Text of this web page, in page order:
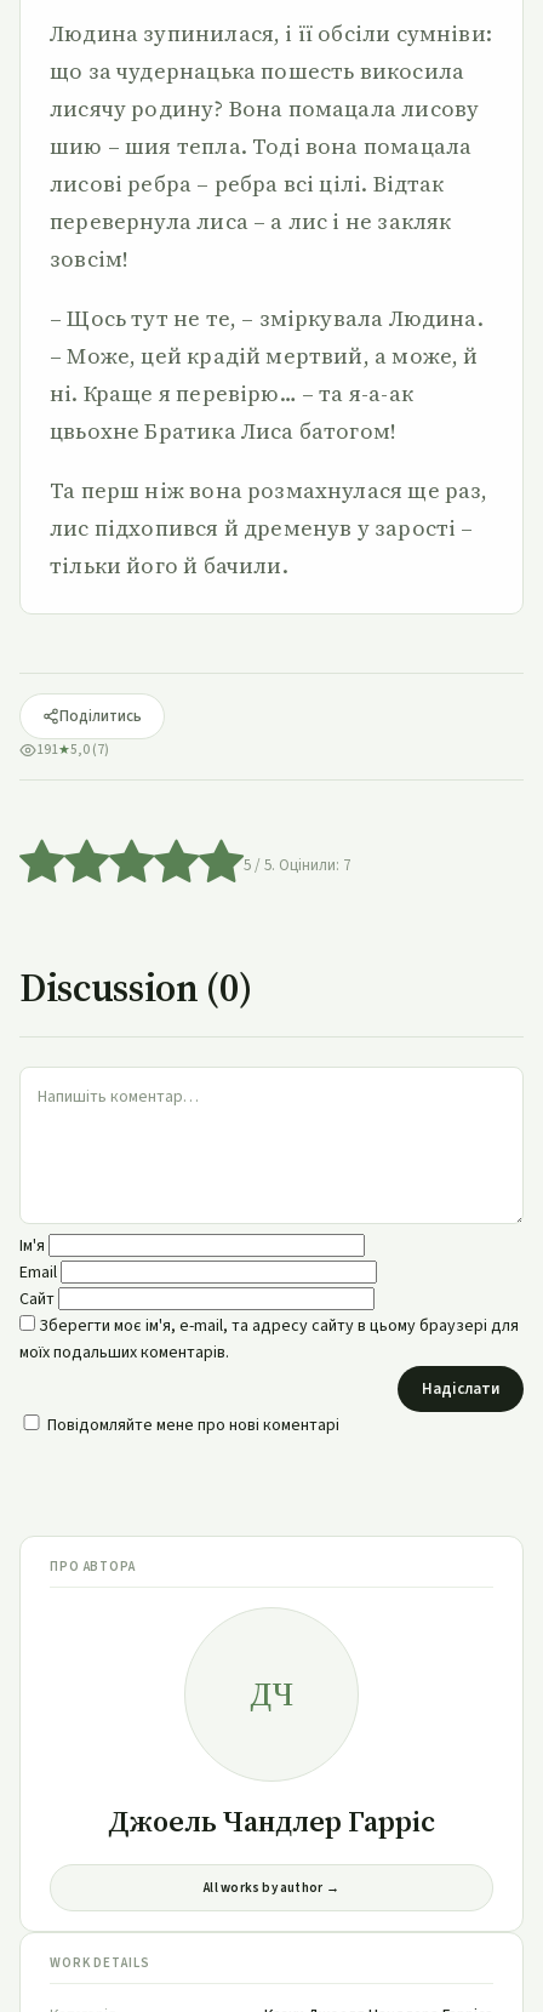
Людина зупинилася, і її обсіли сумніви:
що за чудернацька пошесть викосила
лисячу родину? Вона помацала лисову
шию – шия тепла. Тоді вона помацала
лисові ребра – ребра всі цілі. Відтак
перевернула лиса – а лис і не закляк
зовсім!
– Щось тут не те, – зміркувала Людина.
– Може, цей крадій мертвий, а може, й
ні. Краще я перевірю… – та я-а-ак
цвьохне Братика Лиса батогом!
Та перш ніж вона розмахнулася ще раз,
лис підхопився й дременув у зарості –
тільки його й бачили.
Поділитись
191★5,0 (7)
5/ 5. Оцінили: 7
Discussion (0)
Ім'я
Email
Сайт
Зберегти моє ім'я, e-mail, та адресу сайту в цьому браузері для
моїх подальших коментарів.
Надіслати
Повідомляйте мене про нові коментарі
ПРО АВТОРА
ДЧ
Джоель Чандлер Гарріс
All works by author →
WORK DETAILS